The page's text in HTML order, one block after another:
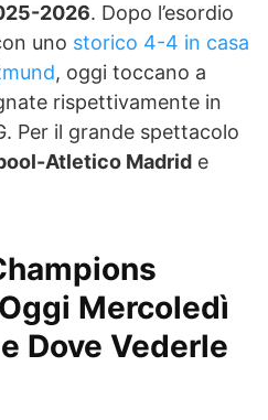
2026. Dopo l’esordio
uno storico 4-4 in casa
, oggi toccano a
rispettivamente in
Per il grande spettacolo
Atletico Madrid e
Mercoledì
Dove Vederle